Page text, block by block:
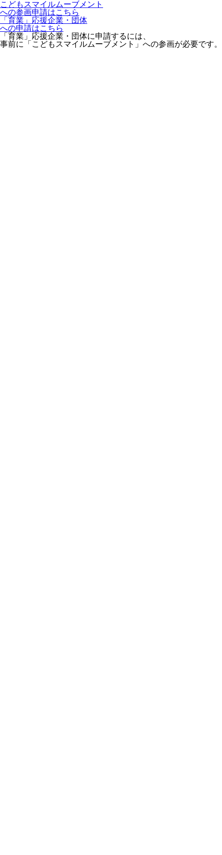
こどもスマイルムーブメント
への参画申請はこちら
「育業」応援企業・団体
への申請はこちら
「育業」応援企業・団体に申請するには、
事前に「こどもスマイルムーブメント」への参画が必要です。